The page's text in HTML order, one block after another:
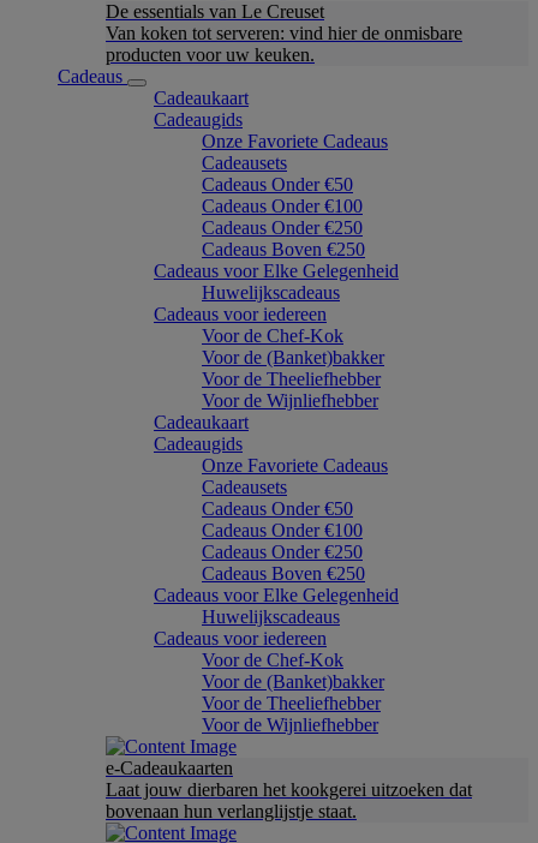
De essentials van Le Creuset
Van koken tot serveren: vind hier de onmisbare
producten voor uw keuken.
Cadeaus
Cadeaukaart
Cadeaugids
Onze Favoriete Cadeaus
Cadeausets
Cadeaus Onder €50
Cadeaus Onder €100
Cadeaus Onder €250
Cadeaus Boven €250
Cadeaus voor Elke Gelegenheid
Huwelijkscadeaus
Cadeaus voor iedereen
Voor de Chef-Kok
Voor de (Banket)bakker
Voor de Theeliefhebber
Voor de Wijnliefhebber
Cadeaukaart
Cadeaugids
Onze Favoriete Cadeaus
Cadeausets
Cadeaus Onder €50
Cadeaus Onder €100
Cadeaus Onder €250
Cadeaus Boven €250
Cadeaus voor Elke Gelegenheid
Huwelijkscadeaus
Cadeaus voor iedereen
Voor de Chef-Kok
Voor de (Banket)bakker
Voor de Theeliefhebber
Voor de Wijnliefhebber
e-Cadeaukaarten
Laat jouw dierbaren het kookgerei uitzoeken dat
bovenaan hun verlanglijstje staat.